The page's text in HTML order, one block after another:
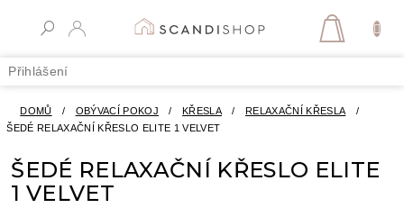
Přihlášení
DOMŮ / OBÝVACÍ POKOJ / KŘESLA / RELAXAČNÍ KŘESLA
/
ŠEDÉ RELAXAČNÍ KŘESLO ELITE 1 VELVET
ŠEDÉ RELAXAČNÍ KŘESLO ELITE
1 VELVET